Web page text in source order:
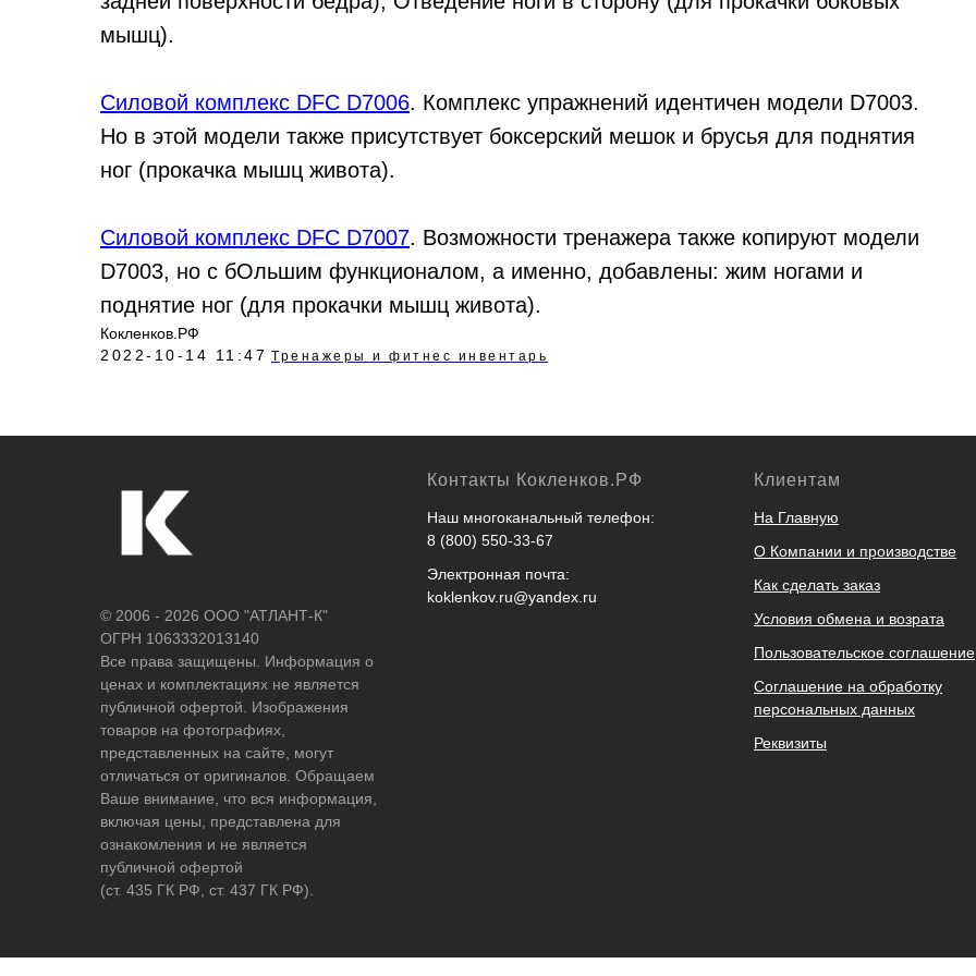
мышц).
Силовой комплекс DFC D7006. Комплекс упражнений идентичен модели D7003.
Но в этой модели также присутствует боксерский мешок и брусья для поднятия
ног (прокачка мышц живота).
Силовой комплекс DFC D7007. Возможности тренажера также копируют модели
D7003, но с бОльшим функционалом, а именно, добавлены: жим ногами и
поднятие ног (для прокачки мышц живота).
Кокленков.РФ
2022-10-14 11:47 Тренажеры и фитнес инвентарь
© 2006 - 2026 ООО "АТЛАНТ-К"
ОГРН 1063332013140
Все права защищены. Информация о
ценах и комплектациях не является
публичной офертой. Изображения
товаров на фотографиях,
представленных на сайте, могут
отличаться от оригиналов. Обращаем
Ваше внимание, что вся информация,
включая цены, представлена для
ознакомления и не является
публичной офертой
(ст. 435 ГК РФ, ст. 437 ГК РФ).
Контакты Кокленков.РФ
Наш многоканальный телефон:
8 (800) 550-33-67
Электронная почта:
koklenkov.ru@yandex.ru
Клиентам
На Главную
О Компании и производстве
Как сделать заказ
Условия обмена и возрата
Пользовательское соглашение
Соглашение на обработку
персональных данных
Реквизиты